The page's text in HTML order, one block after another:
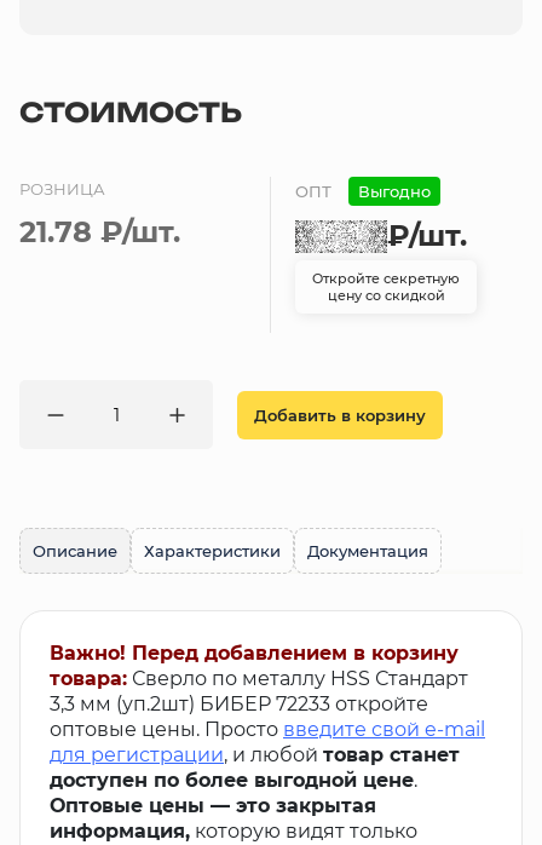
СТОИМОСТЬ
РОЗНИЦА
21.78 ₽/шт.
ОПТ Выгодно
₽/шт.
Откройте секретную
цену со скидкой
Добавить в корзину
Описание Характеристики Документация
Важно! Перед добавлением в корзину
товара: Сверло по металлу HSS Стандарт
3,3 мм (уп.2шт) БИБЕР 72233 откройте
оптовые цены. Просто введите свой e-mail
для регистрации, и любой товар станет
доступен по более выгодной цене.
Оптовые цены — это закрытая
информация, которую видят только